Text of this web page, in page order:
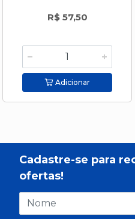
R$ 57,50
Adicionar
Cadastre-se para
ofertas!